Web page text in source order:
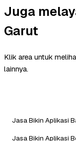
Juga
Garut
Klik area untuk
lainnya.
Jasa Bikin Aplikasi
Jasa Bikin Aplikasi